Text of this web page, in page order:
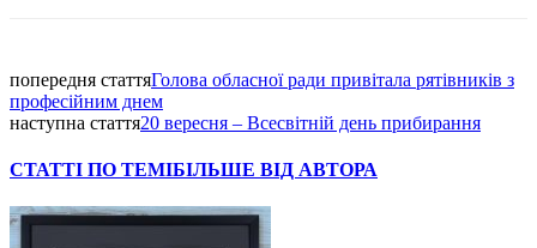
попередня статтяГолова обласної ради привітала рятівників з
професійним днем
наступна стаття20 вересня – Всесвітній день прибирання
СТАТТІ ПО ТЕМІБІЛЬШЕ ВІД АВТОРА